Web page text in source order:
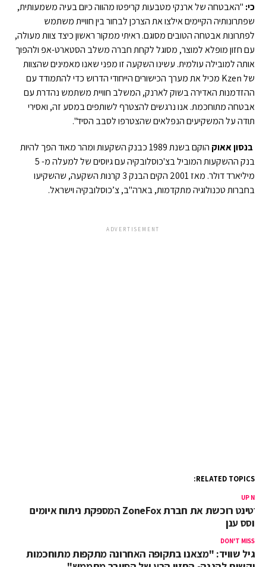
כי: "האבטחה של ארנקי מטבעות קריפטו מהווה כיום בעיה משמעותית,
שפתרונותיה הקיימים אילצו את הצרכן לבחור בין חוויית משתמש
לפתרונות אבטחה הטובים מסוגם. ראיתי ממקור ראשון כיצד צוות מעולה,
עם חזון מופלא למוצר, מסוגל לקחת חברה משלב הסטארט-אפ ולהפוך
אותה למובילה עולמית. עשינו השקעה זו מפני שאנו מאמינים שהצוות
של Kzen מכיל את מערך הכישורים הייחודי הדרוש כדי להתמודד עם
ההזדמנות האדירה בשוק לארנק, המשלב חוויית משתמש נהדרת עם
אבטחה מתוחכמת. אנו נרגשים להצטרף לשותפים במסע זה, ואסירי
תודה על המשקיעים הנפלאים שהצטרפו לסבב הסיד".
בנסון אאוק
הוקם בשנת 1989 כבנק השקעות ומהר מאוד הפך להיות
בנק ההשקעות המוביל בצ'כוסלובקיה עם גיוסים של למעלה מ- 5
מיליארד דולר. מאז 2001 הקים הבנק 3 קרנות השקעה, שהשקיעו
בחברות טכנולוגיה מתקדמות, בארה"ב, צ’כוסלובקיה וישראל.
ADVERTISEMENT
RELATED TOPICS:
UP
פורטינט רוכשת את חברת ZoneFox המספקת ניתוח איומים
ענן
DON'T MISS
גיל שוויד: "מצאנו בתקופה האחרונה מתקפות מתוחכמות